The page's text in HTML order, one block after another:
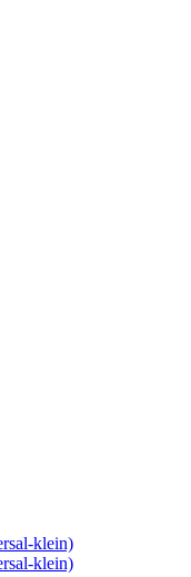
klein)
klein)